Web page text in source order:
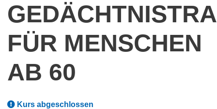
FÜR MENSCHEN
AB 60
Kurs abgeschlossen